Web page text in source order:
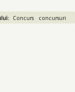
Concurs concursuri